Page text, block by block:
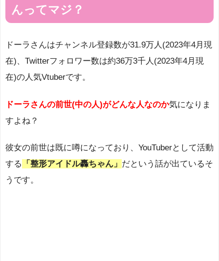
んってマジ？
ドーラさんはチャンネル登録数が31.9万人(2023年4月現
在)、Twitterフォロワー数は約36万3千人(2023年4月現
在)の人気Vtuberです。
ドーラさんの前世(中の人)がどんな人なのか気になりま
すよね？
彼女の前世は既に噂になっており、YouTuberとして活動
する
「整形アイドル轟ちゃん」 だという話が出ているそ
うです。